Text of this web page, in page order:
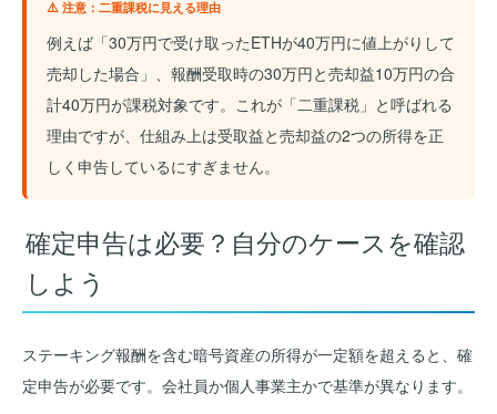
⚠️ 注意：二重課税に見える理由
例えば「30万円で受け取ったETHが40万円に値上がりして
売却した場合」、報酬受取時の30万円と売却益10万円の合
計40万円が課税対象です。これが「二重課税」と呼ばれる
理由ですが、仕組み上は受取益と売却益の2つの所得を正
しく申告しているにすぎません。
確定申告は必要？自分のケースを確認
しよう
ステーキング報酬を含む暗号資産の所得が一定額を超えると、確
定申告が必要です。会社員か個人事業主かで基準が異なります。